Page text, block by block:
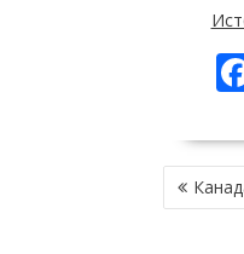
ЗАПИСІВ